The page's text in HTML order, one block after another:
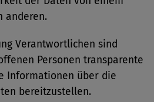
anderen.
Verantwortlichen sind
Personen transparente
Informationen über die
bereitzustellen.